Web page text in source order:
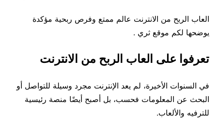
العاب الربح من الانترنت عالم ممتع وفرص ربحية مؤكدة
يوضحها لكم موقع ثري .
تعرفوا على العاب الربح من الانترنت
في السنوات الأخيرة، لم يعد الإنترنت مجرد وسيلة للتواصل أو
البحث عن المعلومات فحسب، بل أصبح أيضًا منصة رئيسية
للترفيه والألعاب.